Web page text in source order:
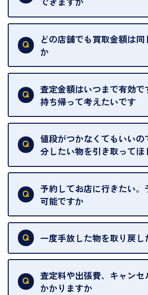
はい。喜んで承ります。出張買取
い。
ご指定の場所にお伺いします。
どの店舗でも買取金額は同
か
はい。全店舗一律です。
ただし、中古市場は日々変動するた
によって査定額が変わることはござ
査定金額はいつまで有効で
持ち帰って考えたいです
査定額は当日限り有効です。
中古市場が日々変動するため、翌日
わることがございます。
値段がつかなくてもいいの
分したい物を引き取ってほ
再販不可能な物は、場合によって
がございます。ご了承ください。
予約してお店に行きたい。
可能ですか
申し訳ありませんが、現在はご来
おりません。
を整えておりますので、お好きな
い。
お急ぎの場合はスタッフに一言お声
一度手放した物を取り戻し
当店は質店ではありませんので、
は基本的に販売へと回されます。買
せんので、ご了承ください。
査定料や出張費、キャンセ
かかりますか